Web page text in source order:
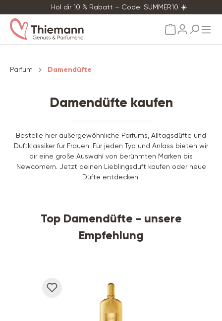
Hol dir 10 % Rabatt – Code: SUMMER10 ☀️
Parfum Damendüfte
Damendüfte kaufen
Bestelle hier außergewöhnliche Parfums, Alltagsdüfte und
Duftklassiker für Frauen. Für jeden Typ und Anlass bieten wir
dir eine große Auswahl von berühmten Marken bis
Newcomern. Jetzt deinen Lieblingsduft kaufen oder neue
Düfte entdecken.
Top Damendüfte - unsere
Empfehlung